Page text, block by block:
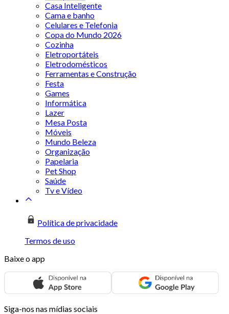
Casa Inteligente
Cama e banho
Celulares e Telefonia
Copa do Mundo 2026
Cozinha
Eletroportáteis
Eletrodomésticos
Ferramentas e Construção
Festa
Games
Informática
Lazer
Mesa Posta
Móveis
Mundo Beleza
Organização
Papelaria
Pet Shop
Saúde
Tv e Vídeo
Política de privacidade
Termos de uso
Baixe o app
Siga-nos nas mídias sociais